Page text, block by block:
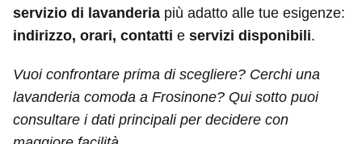
servizio di lavanderia più adatto alle tue esigenze:
indirizzo, orari, contatti e servizi disponibili.
Vuoi confrontare prima di scegliere? Cerchi una
lavanderia comoda a Frosinone? Qui sotto puoi
consultare i dati principali per decidere con